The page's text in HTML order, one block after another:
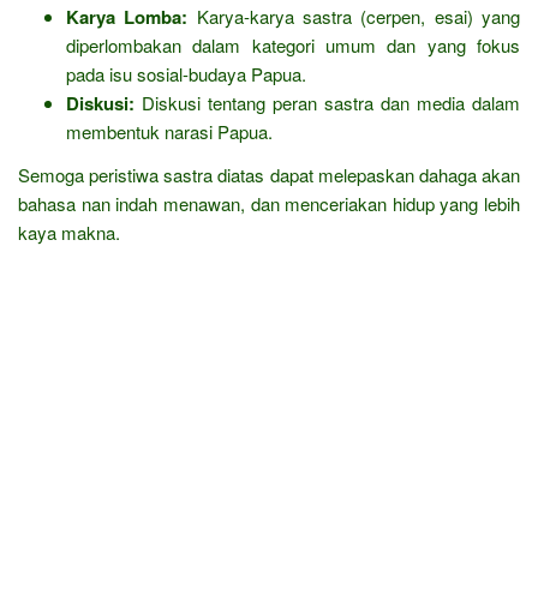
Karya Lomba: Karya-karya sastra (cerpen, esai) yang
diperlombakan dalam kategori umum dan yang fokus
pada isu sosial-budaya Papua.
Diskusi: Diskusi tentang peran sastra dan media dalam
membentuk narasi Papua.
Semoga peristiwa sastra diatas dapat melepaskan dahaga akan
bahasa nan indah menawan, dan menceriakan hidup yang lebih
kaya makna.